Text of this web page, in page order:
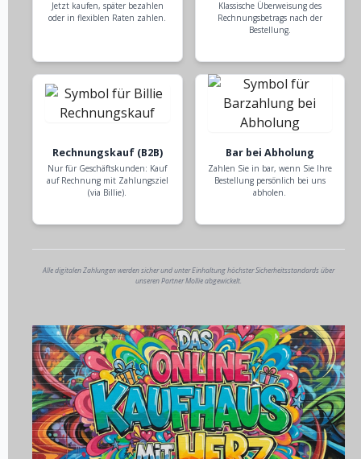
Jetzt kaufen, später bezahlen
oder in flexiblen Raten zahlen.
Klassische Überweisung des
Rechnungsbetrags nach der
Bestellung.
Rechnungskauf (B2B)
Nur für Geschäftskunden: Kauf
auf Rechnung mit Zahlungsziel
(via Billie).
Bar bei Abholung
Zahlen Sie in bar, wenn Sie Ihre
Bestellung persönlich bei uns
abholen.
Alle digitalen Zahlungen werden sicher und unter Einhaltung höchster Sicherheitsstandards über
unseren Partner Mollie abgewickelt.